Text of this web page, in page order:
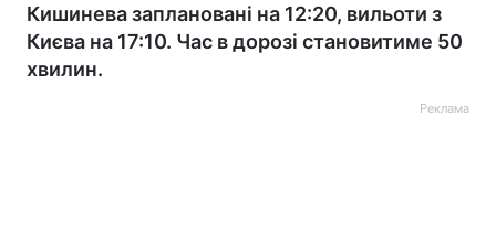
Кишинева заплановані на 12:20, вильоти з
Києва на 17:10. Час в дорозі становитиме 50
хвилин.
Реклама